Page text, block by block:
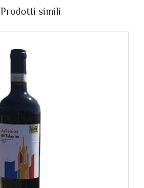
Prodotti simili